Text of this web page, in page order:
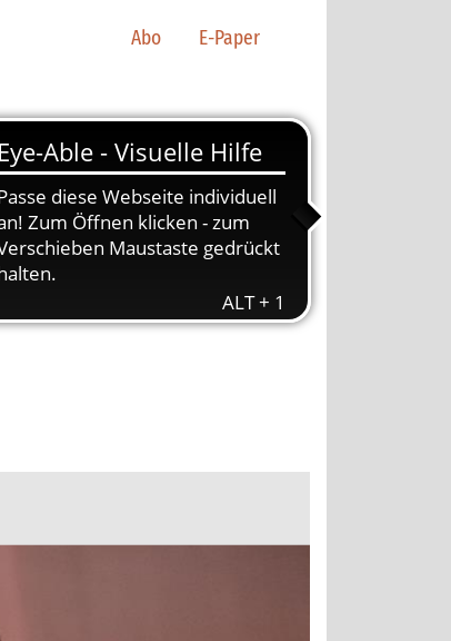
Abo E-Paper